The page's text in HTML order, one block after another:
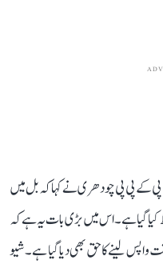
کے پی پی چودھری نے کہا کہ بل میں
کیا گیا ہے۔ اس میں بڑی بات یہ ہے کہ
واپس لینے کا حق بھی دیا گیا ہے۔ شیو